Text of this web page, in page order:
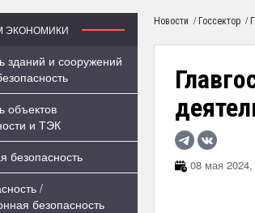
ЭКОНОМИКИ
зданий и сооружений
объектов
и ТЭК
безопасность
/
безопасность
Новости / Госсектор /
08 мая